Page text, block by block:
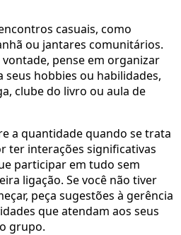
casuais, como
ou jantares comunitários.
pense em organizar
hobbies ou habilidades,
clube do livro ou aula de
a quantidade quando se trata
ter interações significativas
participar em tudo sem
ligação. Se você não tiver
peça sugestões à gerência
que atendam aos seus
grupo.